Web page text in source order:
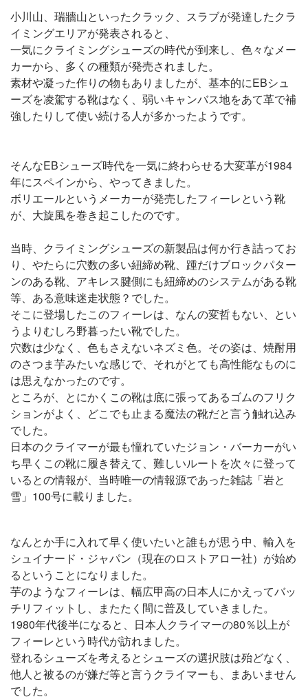
小川山、瑞牆山といったクラック、スラブが発達したクラ
イミングエリアが発表されると、
一気にクライミングシューズの時代が到来し、色々なメー
カーから、多くの種類が発売されました。
素材や凝った作りの物もありましたが、基本的にEBシュ
ーズを凌駕する靴はなく、弱いキャンバス地をあて革で補
強したりして使い続ける人が多かったようです。
そんなEBシューズ時代を一気に終わらせる大変革が1984
年にスペインから、やってきました。
ボリエールというメーカーが発売したフィーレという靴
が、大旋風を巻き起こしたのです。
当時、クライミングシューズの新製品は何か行き詰ってお
り、やたらに穴数の多い紐締め靴、踵だけブロックパター
ンのある靴、アキレス腱側にも紐締めのシステムがある靴
等、ある意味迷走状態？でした。
そこに登場したこのフィーレは、なんの変哲もない、とい
うよりむしろ野暮ったい靴でした。
穴数は少なく、色もさえないネズミ色。その姿は、焼酎用
のさつま芋みたいな感じで、それがとても高性能なものに
は思えなかったのです。
ところが、とにかくこの靴は底に張ってあるゴムのフリク
ションがよく、どこでも止まる魔法の靴だと言う触れ込み
でした。
日本のクライマーが最も憧れていたジョン・バーカーがい
ち早くこの靴に履き替えて、難しいルートを次々に登って
いるとの情報が、当時唯一の情報源であった雑誌「岩と
雪」100号に載りました。
なんとか手に入れて早く使いたいと誰もが思う中、輸入を
シュイナード・ジャパン（現在のロストアロー社）が始め
るということになりました。
芋のようなフィーレは、幅広甲高の日本人にかえってバッ
チリフィットし、またたく間に普及していきました。
1980年代後半になると、日本人クライマーの80％以上が
フィーレという時代が訪れました。
登れるシューズを考えるとシューズの選択肢は殆どなく、
他人と被るのが嫌だ等と言うクライマーも、まあいません
でした。